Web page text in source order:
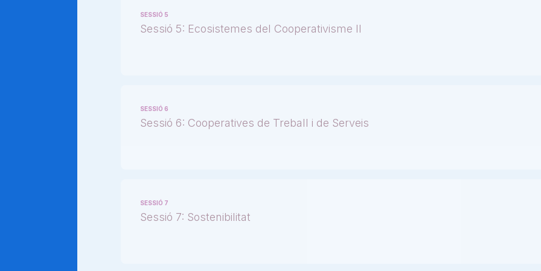
SESSIÓ 5
Sessió 5: Ecosistemes del Cooperativisme II
SESSIÓ 6
Sessió 6: Cooperatives de Treball i de Serveis
SESSIÓ 7
Sessió 7: Sostenibilitat